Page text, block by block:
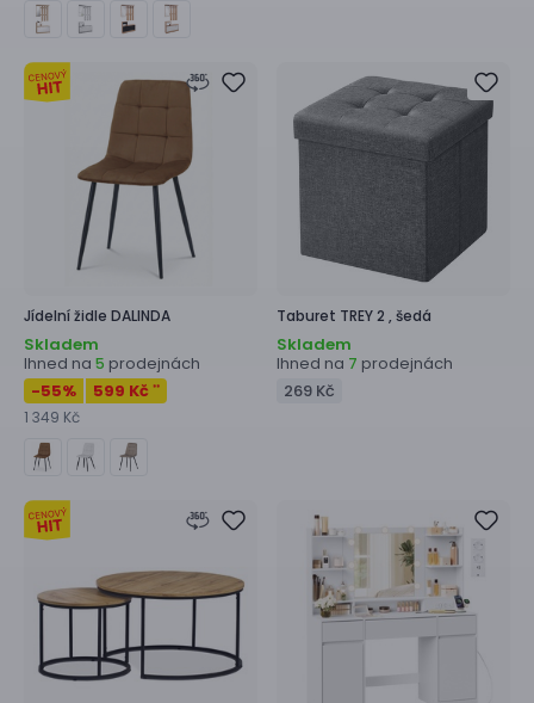
Jídelní židle DALINDA
Skladem
Ihned na 5 prodejnách
-55% 599 Kč **
1 349 Kč
Taburet TREY 2 , šedá
Skladem
Ihned na 7 prodejnách
269 Kč